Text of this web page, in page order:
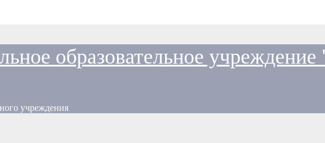
образовательное
учреждения